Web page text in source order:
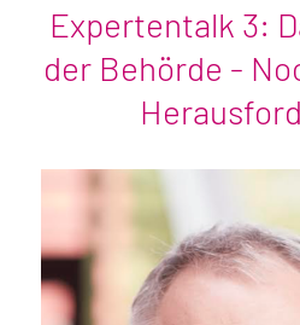
Expertentalk 3:
der Behörde -